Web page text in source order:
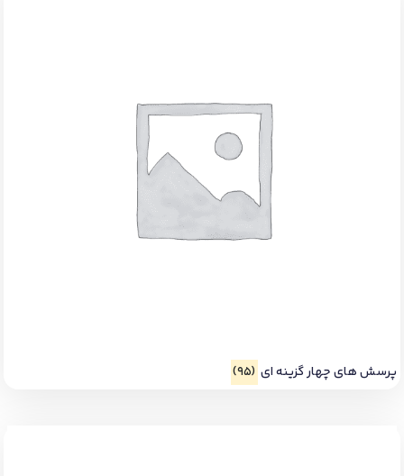
پرسش های چهار گزینه ای (95)